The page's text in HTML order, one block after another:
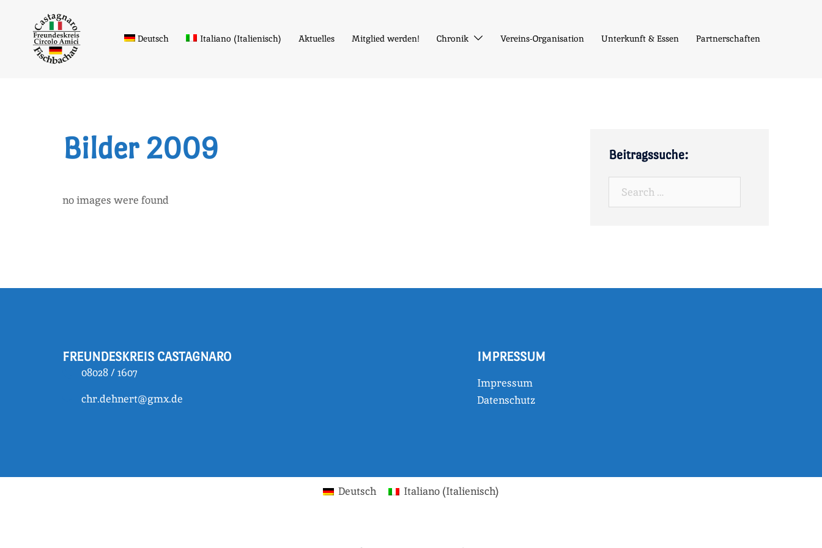
springen
Deutsch Italiano (Italienisch) Aktuelles Mitglied werden! Chronik Vereins-Organisation Unterkunft & Essen Partnerschaften
Bilder 2009
no images were found
Beitragssuche:
FREUNDESKREIS CASTAGNARO
08028 / 1607
chr.dehnert@gmx.de
IMPRESSUM
Impressum
Datenschutz
Deutsch Italiano(Italienisch)